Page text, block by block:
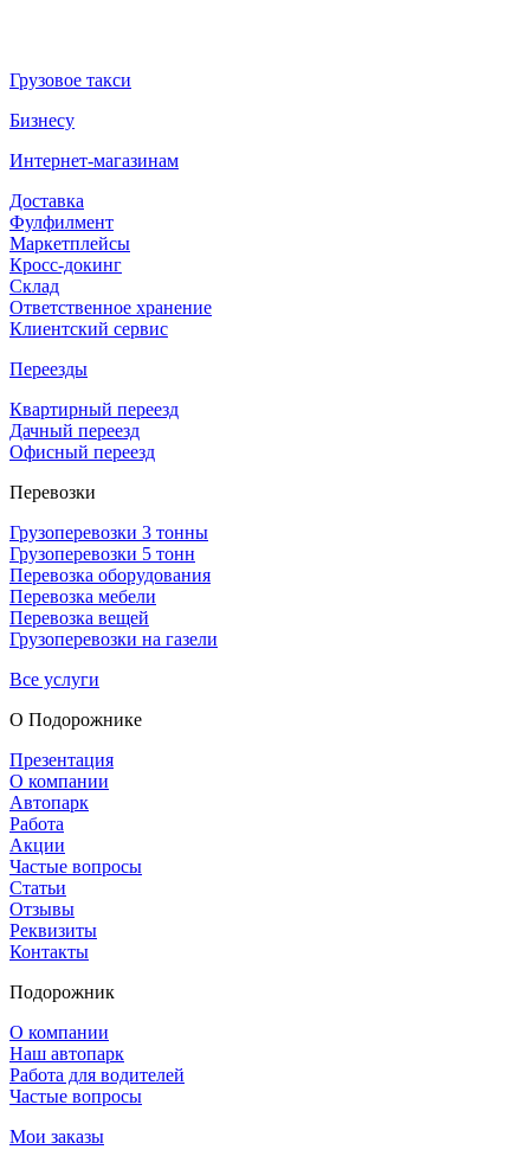
Грузовое такси
Бизнесу
Интернет-магазинам
Доставка
Фулфилмент
Маркетплейсы
Кросс-докинг
Склад
Ответственное хранение
Клиентский сервис
Переезды
Квартирный переезд
Дачный переезд
Офисный переезд
Перевозки
Грузоперевозки 3 тонны
Грузоперевозки 5 тонн
Перевозка оборудования
Перевозка мебели
Перевозка вещей
Грузоперевозки на газели
Все услуги
О Подорож­нике
Презентация
О компании
Автопарк
Работа
Акции
Частые вопросы
Статьи
Отзывы
Реквизиты
Контакты
Подорожник
О компании
Наш автопарк
Работа для водителей
Частые вопросы
Мои заказы